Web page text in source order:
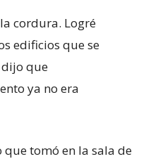
cordura. Logré
edificios que se
que
ya no era
tomó en la sala de